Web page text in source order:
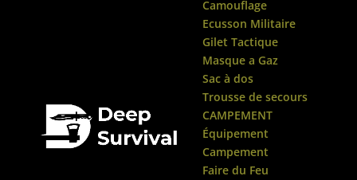
Camouflage
Ecusson Militaire
Gilet Tactique
Masque a Gaz
Sac à dos
Trousse de secours
CAMPEMENT
Équipement
Campement
Faire du Feu